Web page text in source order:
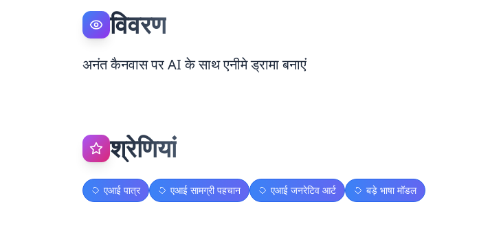
विवरण
अनंत कैनवास पर AI के साथ एनीमे ड्रामा बनाएं
श्रेणियां
एआई पात्र एआई सामग्री पहचान एआई जनरेटिव आर्ट बड़े भाषा मॉडल